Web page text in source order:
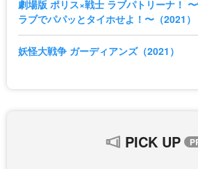
劇場版 ポリス×戦士 ラブパトリーナ！
ラブでパパッとタイホせよ！〜（2021）
妖怪大戦争 ガーディアンズ（2021）
PICK UP